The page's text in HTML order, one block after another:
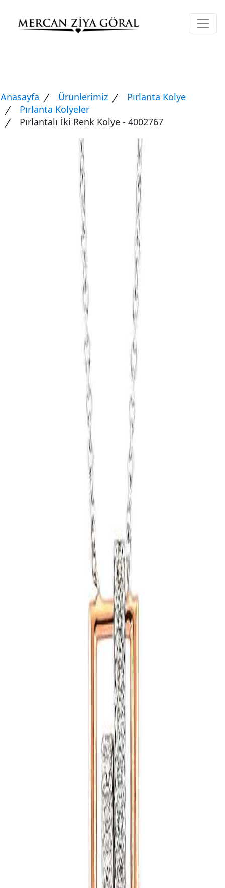
Anasayfa Ürünlerimiz
Pırlanta Kolye
Pırlanta Kolyeler
Pırlantalı İki Renk Kolye - 4002767